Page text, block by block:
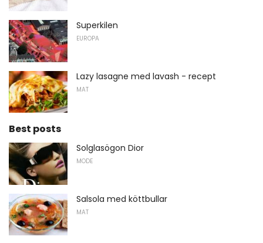
Superkilen
EUROPA
Lazy lasagne med lavash - recept
MAT
Best posts
Solglasögon Dior
MODE
Salsola med köttbullar
MAT